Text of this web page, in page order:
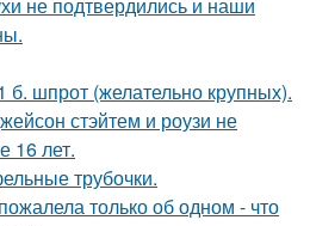
б. шпрот (желательно крупных).
стэйтем и роузи не
16 лет.
трубочки.
только об одном - что